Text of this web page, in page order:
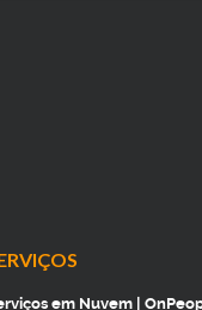
em Nuvem |